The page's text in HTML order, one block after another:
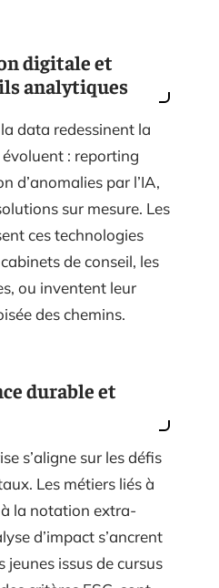
digitale et
analytiques
data redessinent la
: reporting
d’anomalies par l’IA,
sur mesure. Les
ces technologies
de conseil, les
ou inventent leur
des chemins.
durable et
s’aligne sur les défis
Les métiers liés à
à la notation extra-
d’impact s’ancrent
jeunes issus de cursus